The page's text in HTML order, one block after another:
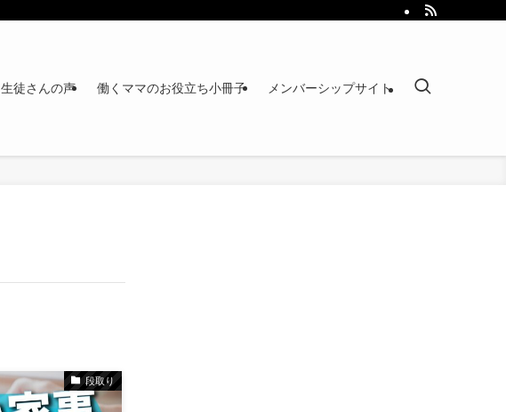
生徒さんの声 働くママのお役立ち小冊子 メンバーシップサイト
段取り